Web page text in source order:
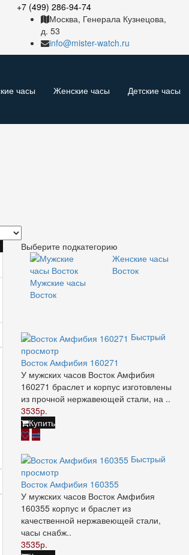
+7 (499) 286-94-74
Москва, Генерала Кузнецова,
д. 53
info@mister-watch.ru
часы Женские часы Детские часы
Выберите подкатегорию
Мужские часы
Восток
Женские часы
Восток
Быстрый
просмотр
Восток Амфибия 160271
У мужских часов Восток Амфибия
160271 браслет и корпус изготовлены
из прочной нержавеющей стали, на ..
3535р.
Купить
Быстрый
просмотр
Восток Амфибия 160355
У мужских часов Восток Амфибия
160355 корпус и браслет из
качественной нержавеющей стали,
часы снабж..
3535р.